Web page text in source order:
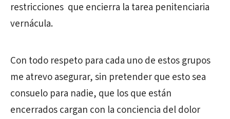
restricciones que encierra la tarea penitenciaria
vernácula.
Con todo respeto para cada uno de estos grupos
me atrevo asegurar, sin pretender que esto sea
consuelo para nadie, que los que están
encerrados cargan con la conciencia del dolor